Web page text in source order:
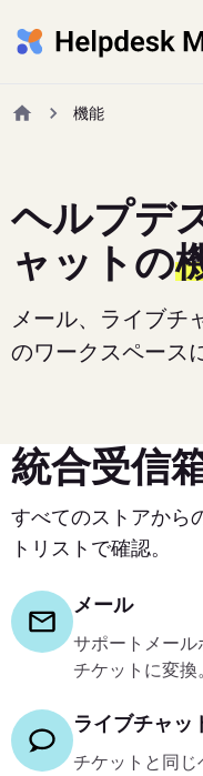
機能
ヘルプデ
ャットの
メール、ライブチ
のワークスペース
統合受信
すべてのストアから
トリストで確認。
メール
サポートメー
チケットに変換。
ライブチャッ
チケットと同じ